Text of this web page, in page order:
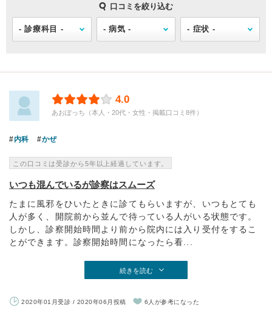
口コミを絞り込む
4.0
あおぽっち（本人・20代・女性・掲載口コミ8件）
内科 かぜ
この口コミは受診から5年以上経過しています。
いつも混んでいるが診察はスムーズ
たまに風邪をひいたときに診てもらいますが、いつもとても
人が多く、開院前から並んで待っている人がいる状態です。
しかし、診察開始時間より前から院内には入り受付をするこ
とができます。診察開始時間になったら看...
続きを読む
2020年01月受診 / 2020年06月投稿 6人が参考になった